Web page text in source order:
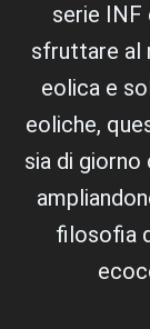
serie INF
sfruttare al
eolica e
eoliche,
sia di giorno
filosofia